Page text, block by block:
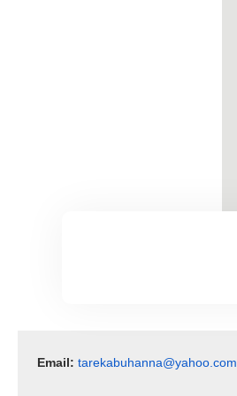
Email: tarekabuhanna@yahoo.com